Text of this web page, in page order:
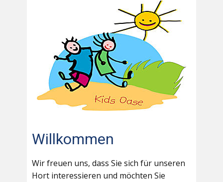
Willkommen
Wir freuen uns, dass Sie sich für unseren
Hort interessieren und möchten Sie